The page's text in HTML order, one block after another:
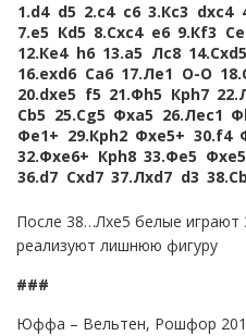
1.d4 d5 2.c4 c6 3.Кc3 dxc4
7.e5 Кd5 8.Сxc4 e6 9.Кf3
12.Кe4 h6 13.a5 Лc8 14.Сxd5
16.exd6 Сa6 17.Лe1 O-O 18.
20.dxe5 f5 21.Фh5 Крh7 22.
Сb5 25.Сg5 Фxa5 26.Лec1
Фe1+ 29.Крh2 Фxe5+ 30.f4
32.Фxe6+ Крh8 33.Фe5 Фxe5
36.d7 Сxd7 37.Лxd7 d3 38.
После 38…Лxe5 белые
реализуют лишнюю фигуру
###
Юффа – Вельтен, Рошфор